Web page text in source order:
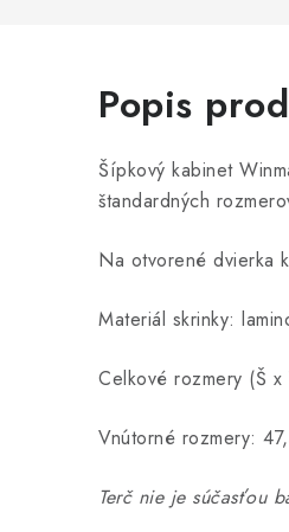
Popis
Šípkový kabinet
štandardných
Na otvorené dvierka
Materiál skrinky:
Celkové rozmery (Š
Vnútorné rozmery:
Terč nie je súčasťou